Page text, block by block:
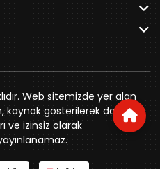
Özkahya Apt. Kat:3 D:7
Web sitemizde yer alan
kaynak gösterilerek dahi
ve izinsiz olarak